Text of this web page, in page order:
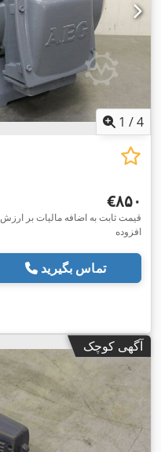
1 /4
‎€۸۵۰
قیمت ثابت به اضافه مالیات بر ارزش
افزوده
تماس بگیرید
آگهی کوچک